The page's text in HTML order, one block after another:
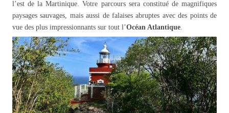
l’est de la Martinique. Votre parcours sera constitué de magnifiques
paysages sauvages, mais aussi de falaises abruptes avec des points de
vue des plus impressionnants sur tout l’Océan Atlantique